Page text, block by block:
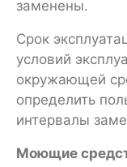
заменены.
Срок
условий
окружающей
определить
интервалы
Моющие